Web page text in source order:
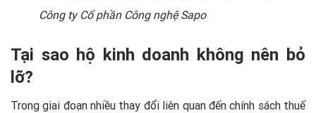
Công ty Cổ phần Công nghệ Sapo
Tại sao hộ kinh doanh không nên bỏ
lỡ?
Trong giai đoạn nhiều thay đổi liên quan đến chính sách thuế